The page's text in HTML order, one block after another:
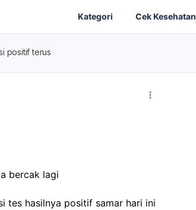
Kategori Cek Kesehatan
positif terus
bercak lagi
tes hasilnya positif samar hari ini